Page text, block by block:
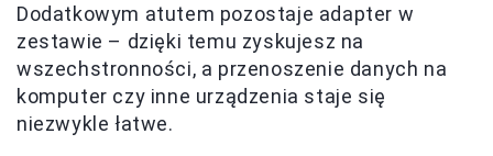
Dodatkowym atutem pozostaje adapter w
zestawie – dzięki temu zyskujesz na
wszechstronności, a przenoszenie danych na
komputer czy inne urządzenia staje się
niezwykle łatwe.